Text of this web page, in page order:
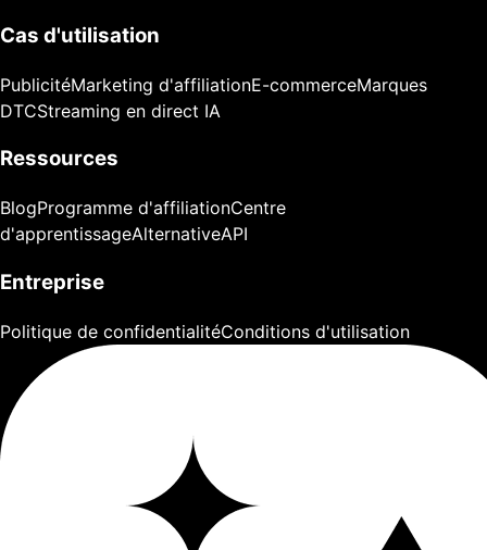
Cas d'utilisation
PublicitéMarketing d'affiliationE-commerceMarques
DTCStreaming en direct IA
Ressources
BlogProgramme d'affiliationCentre
d'apprentissageAlternativeAPI
Entreprise
Politique de confidentialitéConditions d'utilisation